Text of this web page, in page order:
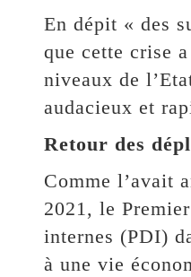
En dépit « des
que cette crise
niveaux de
audacieux et
Retour des
Comme l’avait
2021, le
internes (PDI)
à une vie